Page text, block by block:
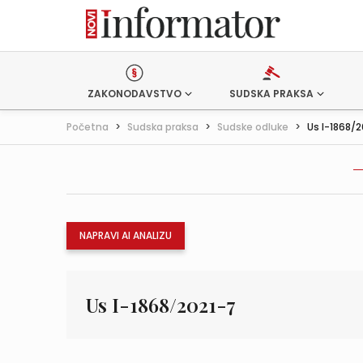
ZAKONODAVSTVO SUDSKA PRAKSA
Početna > Sudska praksa > Sudske odluke > Us I-1868/
NAPRAVI AI ANALIZU
Us I-1868/2021-7